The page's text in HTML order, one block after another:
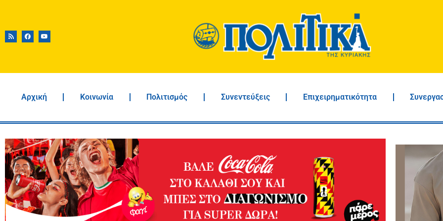
Αρχική Κοινωνία Πολιτισμός Συνεντεύξεις Επιχειρηματικότητα